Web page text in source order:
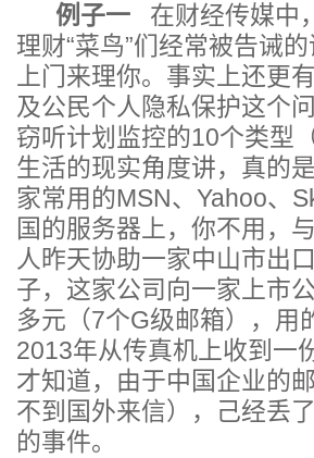
例子一 在财经传媒中
理财“菜鸟”们经常被告诫
上门来理你。事实上还更
及公民个人隐私保护这个
窃听计划监控的10个类型
生活的现实角度讲，真的
家常用的MSN、Yahoo、
国的服务器上，你不用，
人昨天协助一家中山市出
子，这家公司向一家上市
多元（7个G级邮箱），用
2013年从传真机上收到一
才知道，由于中国企业的
不到国外来信），己经丢
的事件。